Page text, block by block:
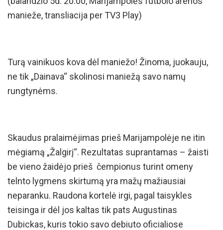
manieže, transliacija per TV3 Play)
Turą vainikuos kova dėl maniežo! Žinoma, juokauju,
ne tik „Dainava“ skolinosi maniežą savo namų
rungtynėms.
Skaudus pralaimėjimas prieš Marijampolėje ne itin
mėgiamą „Žalgirį“. Rezultatas suprantamas – žaisti
be vieno žaidėjo prieš čempionus turint omeny
telnto lygmens skirtumą yra mažų mažiausiai
neparanku. Raudona kortelė irgi, pagal taisykles
teisinga ir dėl jos kaltas tik pats Augustinas
Dubickas, kuris tokio savo debiuto oficialiose